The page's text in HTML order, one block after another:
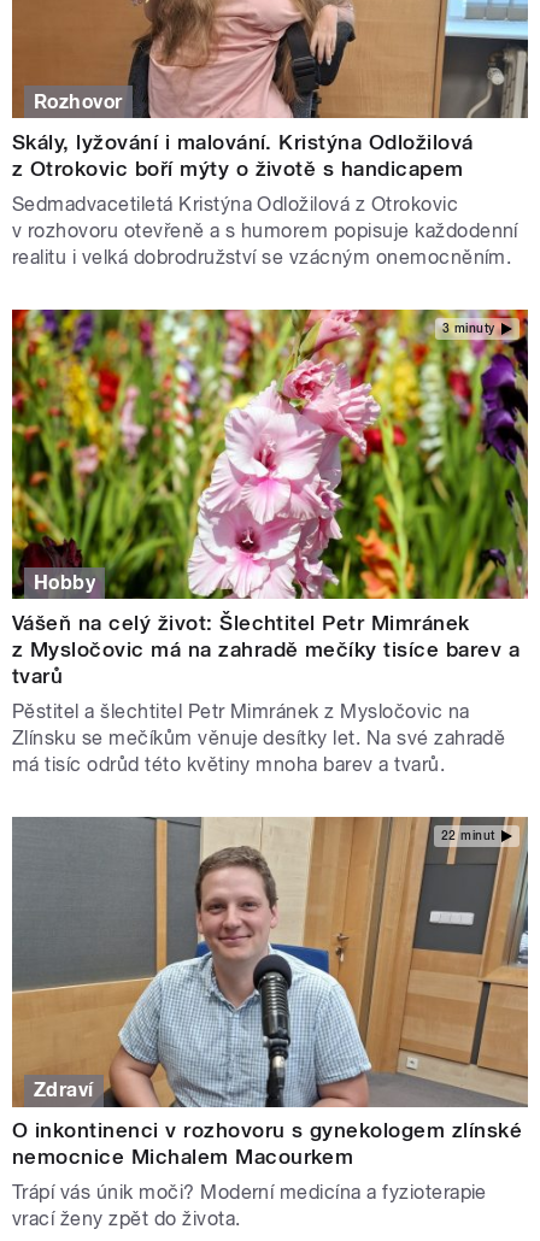
Rozhovor
Skály, lyžování i malování. Kristýna Odložilová
z Otrokovic boří mýty o životě s handicapem
Sedmadvacetiletá Kristýna Odložilová z Otrokovic
v rozhovoru otevřeně a s humorem popisuje každodenní
realitu i velká dobrodružství se vzácným onemocněním.
3 minuty
Hobby
Vášeň na celý život: Šlechtitel Petr Mimránek
z Mysločovic má na zahradě mečíky tisíce barev a
tvarů
Pěstitel a šlechtitel Petr Mimránek z Mysločovic na
Zlínsku se mečíkům věnuje desítky let. Na své zahradě
má tisíc odrůd této květiny mnoha barev a tvarů.
22 minut
Zdraví
O inkontinenci v rozhovoru s gynekologem zlínské
nemocnice Michalem Macourkem
Trápí vás únik moči? Moderní medicína a fyzioterapie
vrací ženy zpět do života.